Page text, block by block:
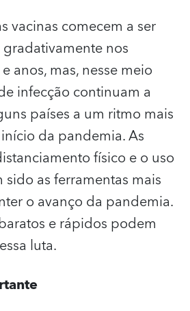
vacinas comecem a ser
nos
anos, mas, nesse meio
infecção continuam a
países a um ritmo mais
da pandemia. As
físico e o uso
sido as ferramentas mais
o avanço da pandemia.
e rápidos podem
luta.